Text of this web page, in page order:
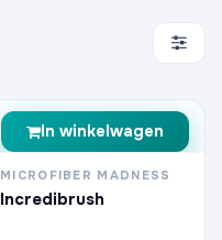
In winkelwagen
MICROFIBER MADNESS
Incredibrush